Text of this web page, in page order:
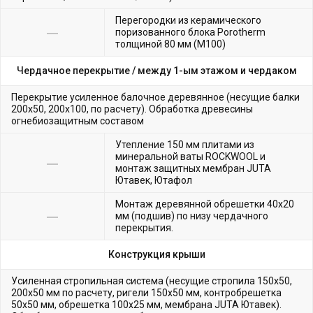
Перегородки из керамического
поризованного блока Porotherm
толщиной 80 мм (М100)
Чердачное перекрытие / между 1-ым этажом и чердаком
Перекрытие усиленное балочное деревянное (несущие балки
200х50, 200х100, по расчету). Обработка древесины
огнебиозащитным составом
Утепление 150 мм плитами из
минеральной ваты ROCKWOOL и
монтаж защитных мембран JUTA
Ютавек, Ютафол
Монтаж деревянной обрешетки 40х20
мм (подшив) по низу чердачного
перекрытия.
Конструкция крыши
Усиленная стропильная система (несущие стропила 150х50,
200х50 мм по расчету, ригели 150х50 мм, контробрешетка
50х50 мм, обрешетка 100х25 мм, мембрана JUTA Ютавек).